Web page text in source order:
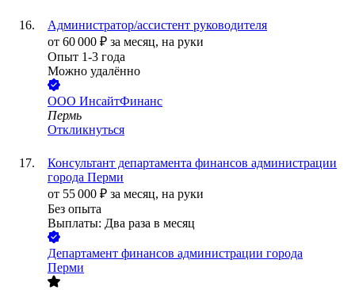
Администратор/ассистент руководителя
от 60 000 ₽ за месяц, на руки
Опыт 1-3 года
Можно удалённо
ООО ИнсайтФинанс
Пермь
Откликнуться
Консультант департамента финансов администрации
города Перми
от 55 000 ₽ за месяц, на руки
Без опыта
Выплаты: Два раза в месяц
Департамент финансов администрации города
Перми